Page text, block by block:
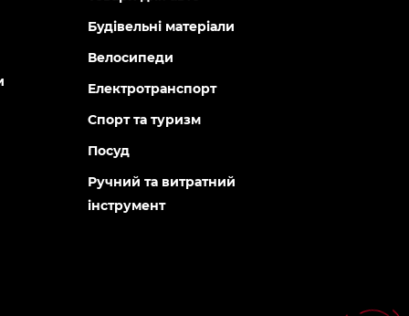
Будівельні матеріали
Велосипеди
Електротранспорт
Спорт та туризм
Посуд
Ручний та витратний
інструмент